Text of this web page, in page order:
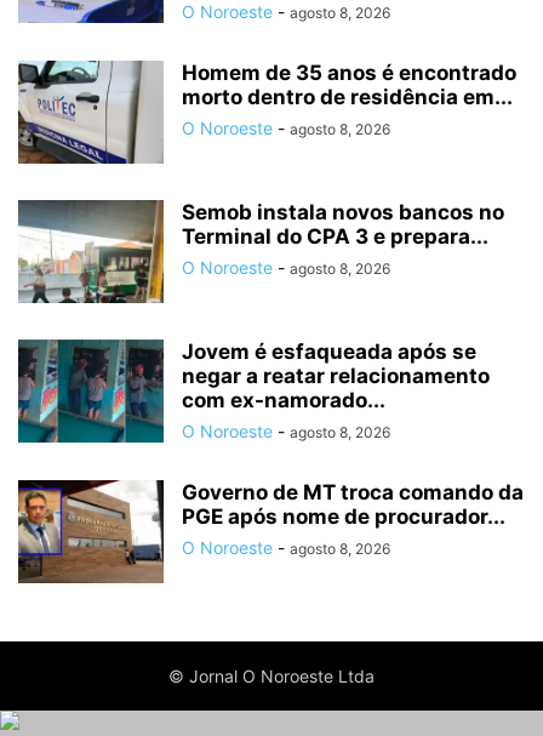
O Noroeste - agosto 8, 2026
Homem de 35 anos é encontrado
morto dentro de residência em...
O Noroeste - agosto 8, 2026
Semob instala novos bancos no
Terminal do CPA 3 e prepara...
O Noroeste - agosto 8, 2026
Jovem é esfaqueada após se
negar a reatar relacionamento
com ex-namorado...
O Noroeste - agosto 8, 2026
Governo de MT troca comando da
PGE após nome de procurador...
O Noroeste - agosto 8, 2026
© Jornal O Noroeste Ltda